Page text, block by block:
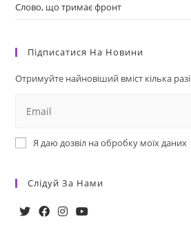
Слово, що тримає фронт
Підписатися На Новини
Отримуйте найновіший вміст кілька
Я даю дозвіл на обробку моїх даних
Слідуй За Нами